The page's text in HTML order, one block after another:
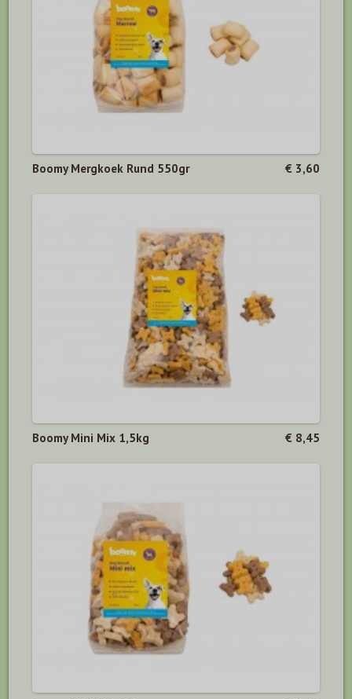
Boomy Mergkoek Rund 550gr € 3,60
Boomy Mini Mix 1,5kg € 8,45